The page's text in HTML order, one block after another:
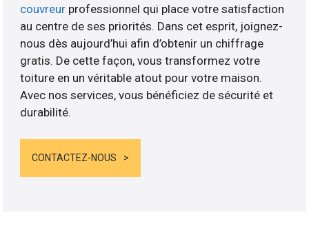
couvreur professionnel qui place votre satisfaction
au centre de ses priorités. Dans cet esprit, joignez-
nous dès aujourd’hui afin d’obtenir un chiffrage
gratis. De cette façon, vous transformez votre
toiture en un véritable atout pour votre maison.
Avec nos services, vous bénéficiez de sécurité et
durabilité.
CONTACTEZ-NOUS